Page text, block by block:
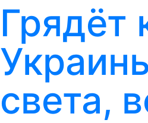
Грядёт
света,